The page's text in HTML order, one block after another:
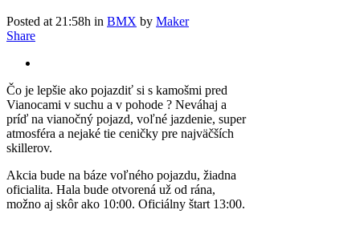
Posted at 21:58h in BMX by Maker
Share
Čo je lepšie ako pojazdiť si s kamošmi pred
Vianocami v suchu a v pohode ? Neváhaj a
príď na vianočný pojazd, voľné jazdenie, super
atmosféra a nejaké tie ceničky pre najväčších
skillerov.
Akcia bude na báze voľného pojazdu, žiadna
oficialita. Hala bude otvorená už od rána,
možno aj skôr ako 10:00. Oficiálny štart 13:00.